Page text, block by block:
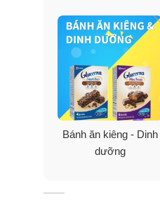
Bánh ăn kiêng - Dinh
dưỡng